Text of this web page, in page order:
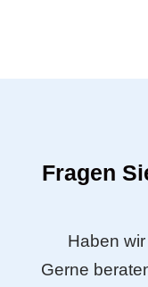
Fragen
Haben
Gerne